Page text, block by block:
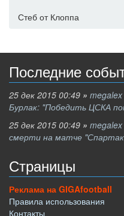
Стеб от Клоппа
Последние
25 дек 2015 00:49 » megalex
Бурлак: "Победить ЦСКА
25 дек 2015 00:49 » megalex
смерти на матче
Страницы
Реклама на GIGAfootball
Правила использования
Контакты